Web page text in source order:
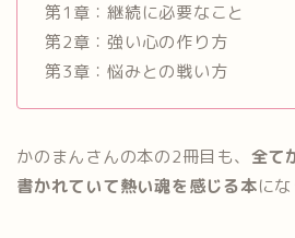
第1章：継続に必要なこと
第2章：強い心の作り方
第3章：悩みとの戦い方
かのまんさんの本の2冊目も、 全て
書かれていて熱い魂を感じる本に